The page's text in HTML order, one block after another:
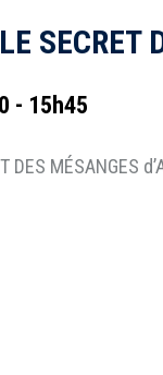
SECRET
- 15h45